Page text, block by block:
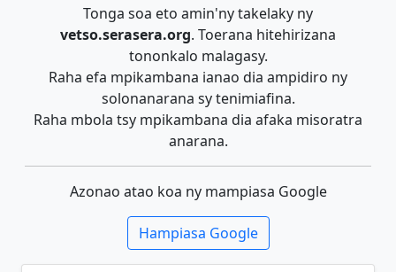
Tonga soa eto amin'ny takelaky ny
vetso.serasera.org. Toerana hitehirizana
tononkalo malagasy.
Raha efa mpikambana ianao dia ampidiro ny
solonanarana sy tenimiafina.
Raha mbola tsy mpikambana dia afaka misoratra
anarana.
Azonao atao koa ny mampiasa Google
Hampiasa Google